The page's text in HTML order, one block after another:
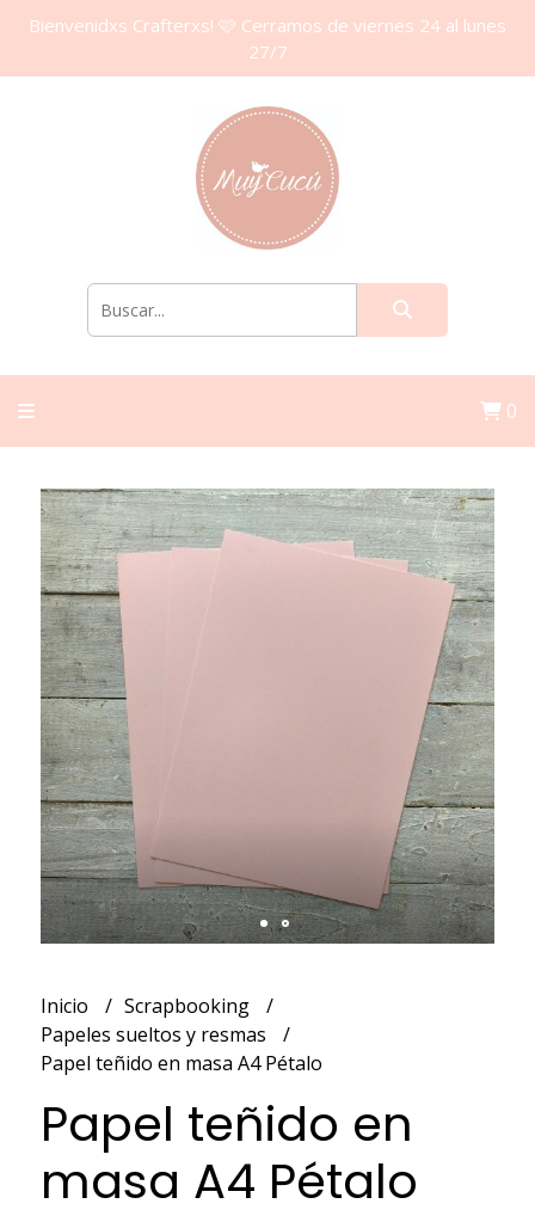
Bienvenidxs Crafterxs! 🩷 Cerramos de viernes 24 al lunes
27/7
0
Inicio
Scrapbooking
Papeles sueltos y resmas
Papel teñido en masa A4 Pétalo
Papel teñido en
masa A4 Pétalo